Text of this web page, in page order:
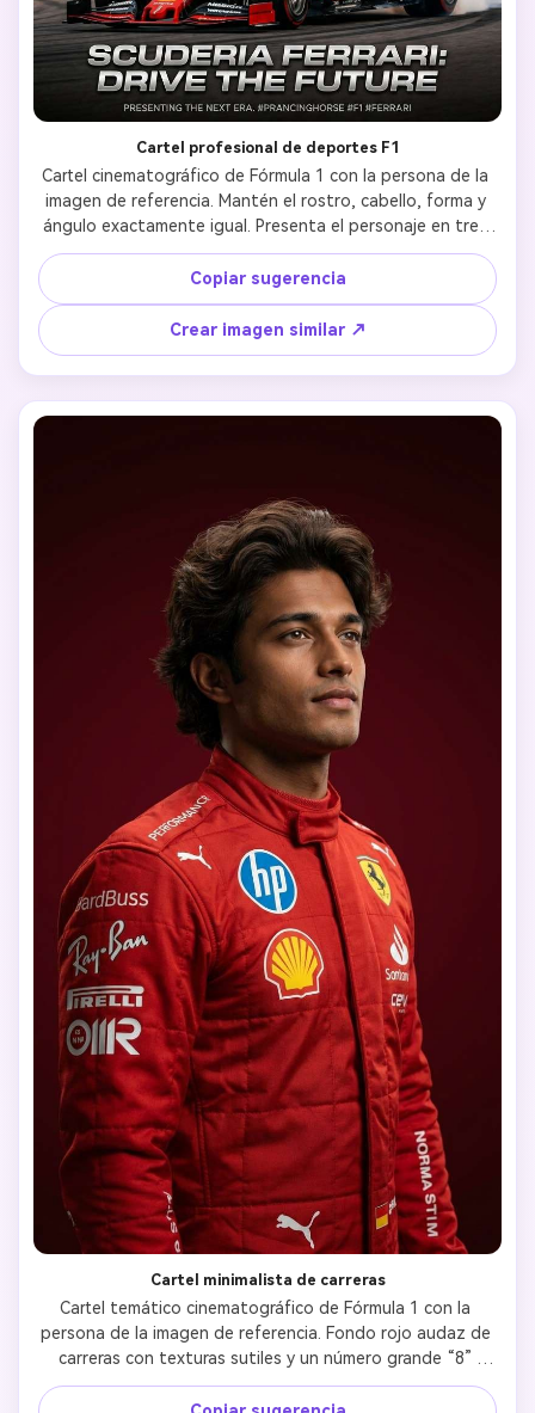
Cartel profesional de deportes F1
Cartel cinematográfico de Fórmula 1 con la persona de la
imagen de referencia. Mantén el rostro, cabello, forma y
ángulo exactamente igual. Presenta el personaje en tres
perspectivas: retrato en primer plano sin casco, perfil
lateral con casco de carreras estilo Ferrari y toma de
cuerpo entero con traje rojo de carreras Ferrari y
logotipos de patrocinadores. En la parte inferior, coloca
un auto Ferrari F1 haciendo burnout con mucho humo de
neumáticos, mostrando claramente el número “7” en la
parte frontal y laterales. Usa un fondo rojo de carreras
Copiar sugerencia
Crear imagen similar ↗
Cartel minimalista de carreras
Cartel temático cinematográfico de Fórmula 1 con la
persona de la imagen de referencia. Fondo rojo audaz de
carreras con texturas sutiles y un número grande “8”
detrás del personaje. El sujeto está enfocado
nítidamente con iluminación dramática y contraste fuerte.